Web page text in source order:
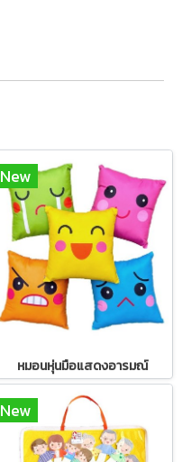
New
หมอนหุ่นมือแสดงอารมณ์
New